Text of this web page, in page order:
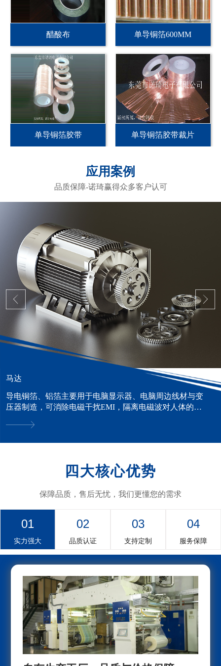
醋酸布 单导铜箔600MM
单导铜箔胶带 单导铜箔胶带裁片
应用案例
品质保障-诺琦赢得众多客户认可
马达
导电铜箔、铝箔主要用于电脑显示器、电脑周边线材与变
压器制造，可消除电磁干扰EMI，隔离电磁波对人体的危
四大核心优势
保障品质，售后无忧，我们更懂您的需求
01
实力强大
02
品质认证
03
支持定制
04
服务保障